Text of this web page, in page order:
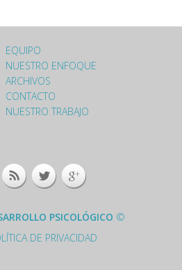
automáticamente.
EQUIPO
NUESTRO ENFOQUE
ARCHIVOS
CONTACTO
NUESTRO TRABAJO
PSICOLÓGICO ©
DE PRIVACIDAD